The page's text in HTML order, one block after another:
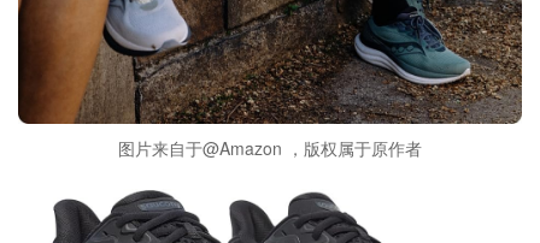
图片来自于@Amazon ，版权属于原作者